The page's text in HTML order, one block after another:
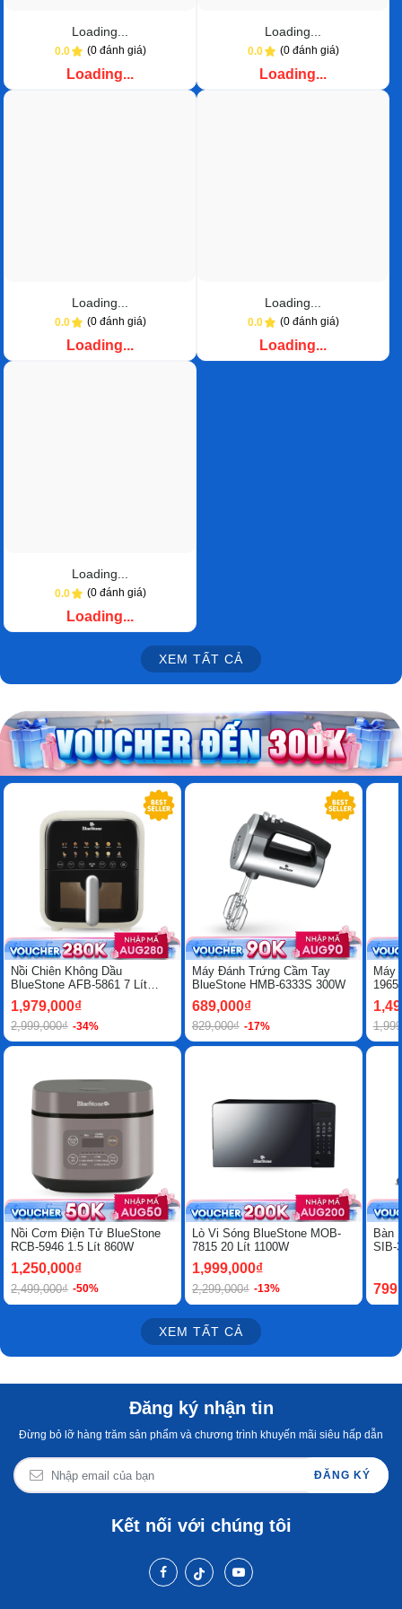
Loading...
0.0 (0 đánh giá)
Loading...
Loading...
0.0 (0 đánh giá)
Loading...
Loading...
0.0 (0 đánh giá)
Loading...
Loading...
0.0 (0 đánh giá)
Loading...
Loading...
0.0 (0 đánh giá)
Loading...
XEM TẤT CẢ
-34%
Nồi Chiên Không Dầu
BlueStone AFB-5861 7 Lít
1800W
1,979,000₫
2,999,000₫ -34%
-17%
Máy Đánh Trứng Cầm Tay
BlueStone HMB-6333S 300W
689,000₫
829,000₫ -17%
-50%
Nồi Cơm Điện Tử BlueStone
RCB-5946 1.5 Lít 860W
1,250,000₫
2,499,000₫ -50%
-13%
Lò Vi Sóng BlueStone MOB-
7815 20 Lít 1100W
1,999,000₫
2,299,000₫ -13%
Máy
1965
Bàn
SIB-
XEM TẤT CẢ
Đăng ký nhận tin
Đừng bỏ lỡ hàng trăm sản phẩm và chương trình khuyến mãi siêu hấp dẫn
ĐĂNG KÝ
Kết nối với chúng tôi